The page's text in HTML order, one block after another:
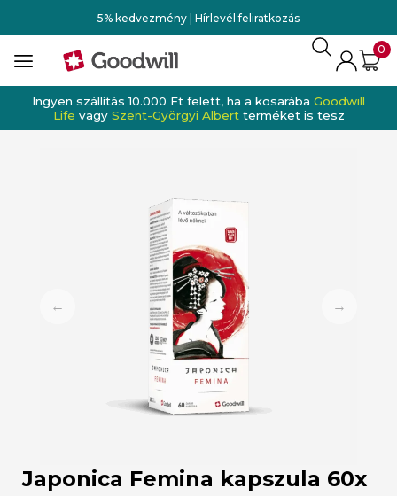
5% kedvezmény | Hírlevél feliratkozás
0
Ingyen szállítás 10.000 Ft felett, ha a kosarába Goodwill
Life vagy Szent-Györgyi Albert terméket is tesz
Japonica Femina kapszula 60x